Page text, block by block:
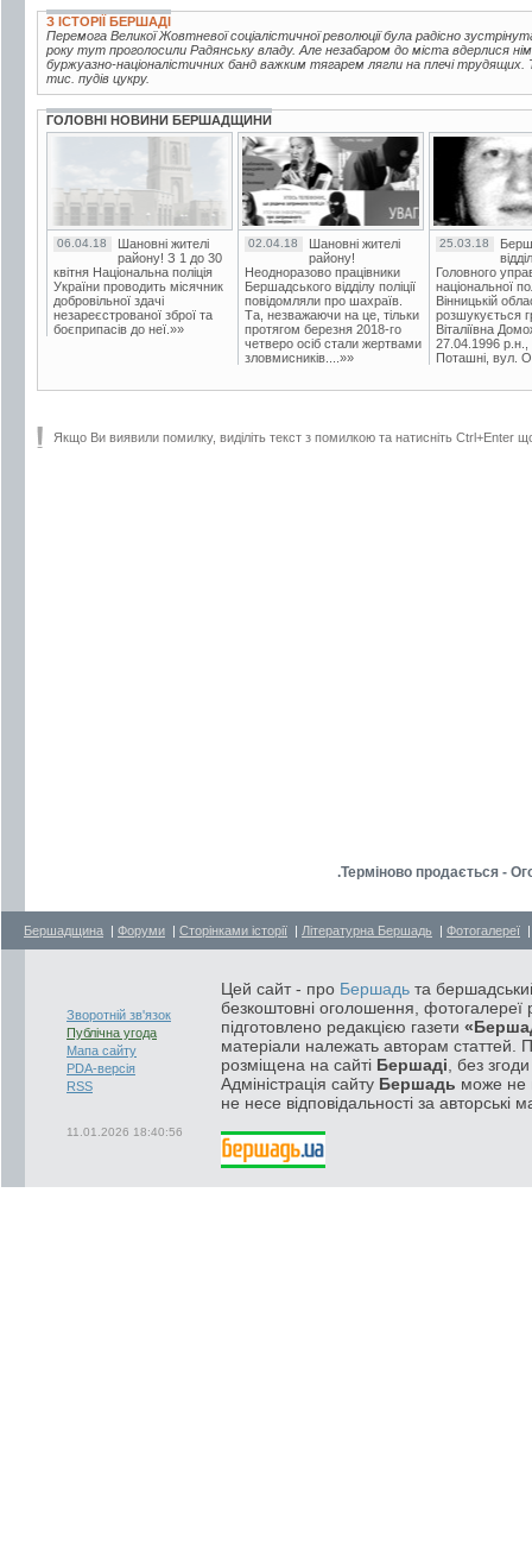
З ІСТОРІЇ БЕРШАДІ
Перемога Великої Жовтневої соціалістичної революції була радісно
року тут проголосили Радянську владу. Але незабаром до міста вдерлися
буржуазно-націоналістичних банд важким тягарем лягли на плечі трудящих.
тис. пудів цукру.
ГОЛОВНІ НОВИНИ БЕРШАДЩИНИ
06.04.18
Шановні жителі
району! З 1 до 30
квітня Національна поліція
України проводить місячник
добровільної здачі
незареєстрованої зброї та
боєприпасів до неї.»»
02.04.18
Шановні жителі
району!
Неодноразово працівники
Бершадського відділу поліції
повідомляли про шахраїв.
Та, незважаючи на це, тільки
протягом березня 2018-го
четверо осіб стали жертвами
зловмисників....»»
25.03.18
Головного
національної
Вінницькій
розшукується
Віталіївна
27.04.1996 р.н.,
Поташні, вул.
Якщо Ви виявили помилку, виділіть текст з помилкою та натисніть Ctrl+Enter
.Терміново продається -
Бершадщина | Форуми | Сторінками історії | Літературна Бершадь | Фотогалереї
Зворотній зв'язок
Публічна угода
Мапа сайту
PDA-версія
RSS
11.01.2026 18:40:56
Цей сайт - про Бершадь та
безкоштовні оголошення, фотогалереї
підготовлено редакцією газети
матеріали належать авторам статтей.
розміщена на сайті Бершаді , без
Адміністрація сайту Бершадь може не
не несе відповідальності за авторські